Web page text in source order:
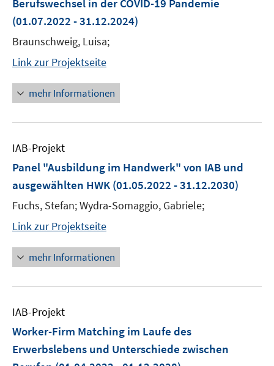
Berufswechsel in der COVID-19 Pandemie
(01.07.2022 - 31.12.2024)
Braunschweig, Luisa;
Link zur Projektseite
mehr Informationen
IAB-Projekt
Panel "Ausbildung im Handwerk" von IAB und
ausgewählten HWK(01.05.2022 - 31.12.2030)
Fuchs, Stefan; Wydra-Somaggio, Gabriele;
Link zur Projektseite
mehr Informationen
IAB-Projekt
Worker-Firm Matching im Laufe des
Erwerbslebens und Unterschiede zwischen